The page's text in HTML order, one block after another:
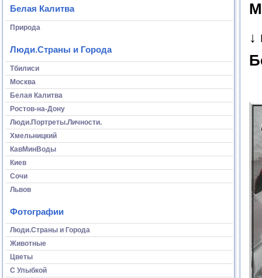
Белая Калитва
Природа
Люди.Страны и Города
Тбилиси
Москва
Белая Калитва
Ростов-на-Дону
Люди.Портреты.Личности.
Хмельницкий
КавМинВоды
Киев
Сочи
Львов
Фотографии
Люди.Страны и Города
Животные
Цветы
С Улыбкой